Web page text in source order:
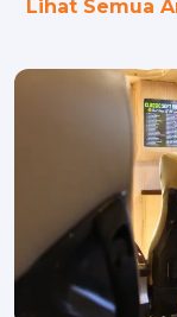
Lihat Semua